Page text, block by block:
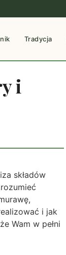
Tradycja
i
składów
i jak
Wam w pełni